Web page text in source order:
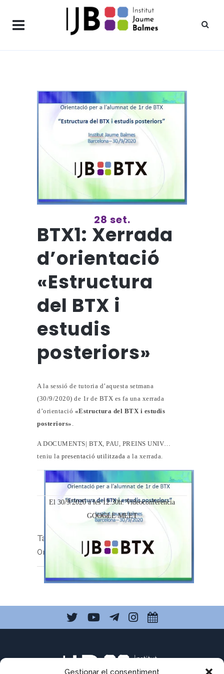
Gestionar el consentiment
28 set.
BTX1: Xerrada
d’orientació
«Estructura
del BTX i
estudis
posteriors»
A la sessió de tutoria d’aquesta setmana
(30/9/2020) de 1r de BTX es fa una xerrada
d’orientació «Estructura del BTX i estudis
posteriors»
A DOCUMENTS| BTX, PAU, PREINS UNIV…
teniu la presentació utilitzada a la xerrada.
El 30/9/2020 a les 12.30h:Videoconferència
GOOGLE MEET
Tags: ,Batxillerat ,BTX ,FP
Orientació
PAU,Tutoria,Universitat